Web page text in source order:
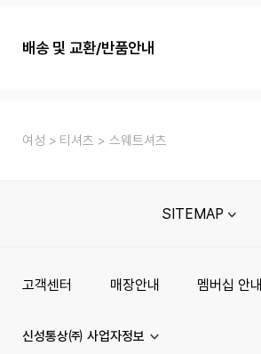
배송 및 교환/반품안내
여성 티셔츠 스웨트셔츠
SITEMAP
고객센터 매장안내 멤버십 안내
신성통상㈜ 사업자정보